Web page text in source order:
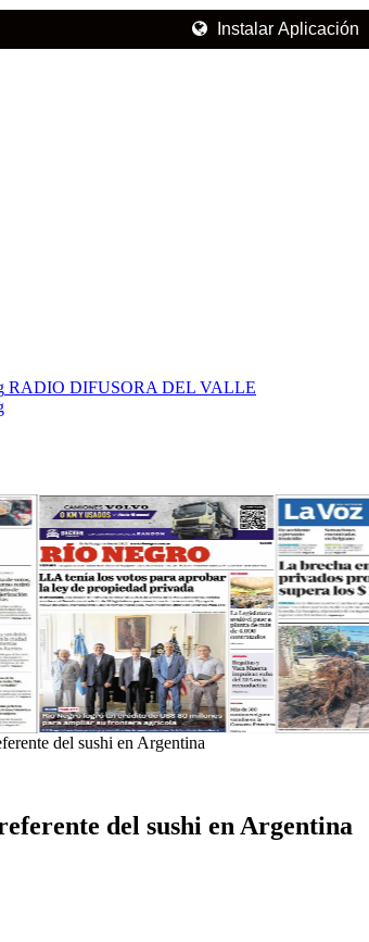
Instalar Aplicación
RADIO DIFUSORA DEL VALLE
del sushi en Argentina
del sushi en Argentina